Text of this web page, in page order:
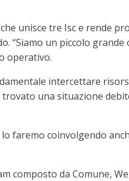
unisce tre Isc e rende
un piccolo grande
operativo.
intercettare
una situazione
faremo coinvolgendo
composto da Comune,